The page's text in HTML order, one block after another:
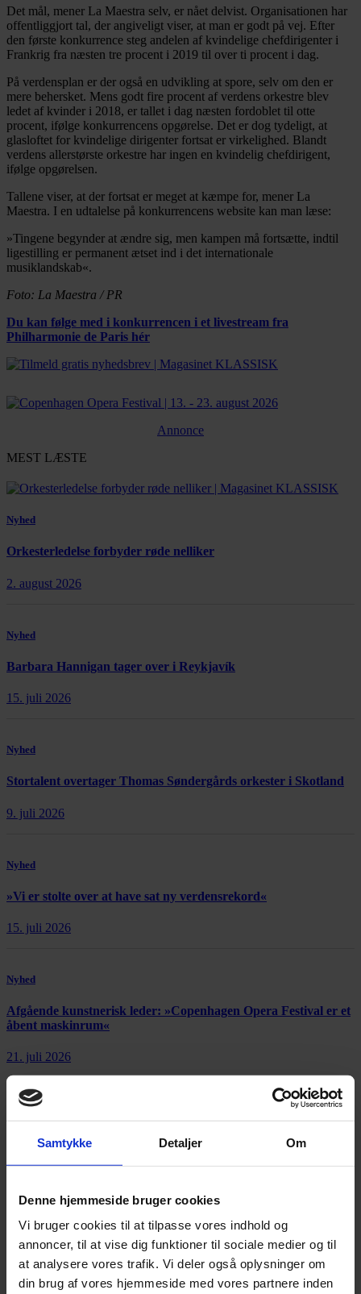
Samtykke Detaljer Om
Denne hjemmeside bruger cookies
Vi bruger cookies til at tilpasse vores indhold og
annoncer, til at vise dig funktioner til sociale medier og til
at analysere vores trafik. Vi deler også oplysninger om
din brug af vores hjemmeside med vores partnere inden
Det mål, mener La Maestra selv, er nået delvist. Organisationen har
offentliggjort tal, der angiveligt viser, at man er godt på vej. Efter
den første konkurrence steg andelen af kvindelige chefdirigenter i
Frankrig fra næsten tre procent i 2019 til over ti procent i dag.
På verdensplan er der også en udvikling at spore, selv om den er
mere behersket. Mens godt fire procent af verdens orkestre blev
ledet af kvinder i 2018, er tallet i dag næsten fordoblet til otte
procent, ifølge konkurrencens opgørelse. Det er dog tydeligt, at
glasloftet for kvindelige dirigenter fortsat er virkelighed. Blandt
verdens allerstørste orkestre har ingen en kvindelig chefdirigent,
ifølge opgørelsen.
Tallene viser, at der fortsat er meget at kæmpe for, mener La
Maestra. I en udtalelse på konkurrencens website kan man læse:
»Tingene begynder at ændre sig, men kampen må fortsætte, indtil
ligestilling er permanent ætset ind i det internationale
musiklandskab«.
Foto: La Maestra / PR
Du kan følge med i konkurrencen i et livestream fra
Philharmonie de Paris hér
Annonce
MEST LÆSTE
Nyhed
Orkesterledelse forbyder røde nelliker
2. august 2026
Nyhed
Barbara Hannigan tager over i Reykjavík
15. juli 2026
Nyhed
Stortalent overtager Thomas Søndergårds orkester i Skotland
9. juli 2026
Nyhed
»Vi er stolte over at have sat ny verdensrekord«
15. juli 2026
Nyhed
Afgående kunstnerisk leder: »Copenhagen Opera Festival er et
åbent maskinrum«
21. juli 2026
Annonce
Annonce
FLERE NYHEDER